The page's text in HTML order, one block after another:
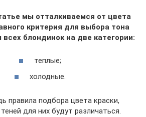
мы отталкиваемся от цвета
критерия для выбора тона
блондинок на две категории:
теплые;
холодные.
правила подбора цвета краски,
для них будут различаться.